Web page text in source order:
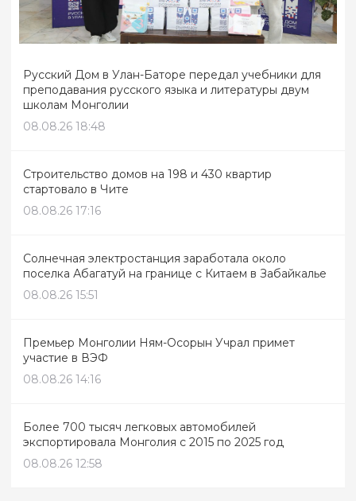
Русский Дом в Улан-Баторе передал учебники для
преподавания русского языка и литературы двум
школам Монголии
08.08.26 18:48
Строительство домов на 198 и 430 квартир
стартовало в Чите
08.08.26 17:16
Солнечная электростанция заработала около
поселка Абагатуй на границе с Китаем в Забайкалье
08.08.26 15:51
Премьер Монголии Ням-Осорын Учрал примет
участие в ВЭФ
08.08.26 14:16
Более 700 тысяч легковых автомобилей
экспортировала Монголия с 2015 по 2025 год
08.08.26 12:58